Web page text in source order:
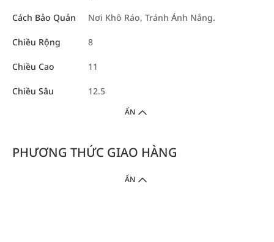
Cách Bảo Quản Nơi Khô Ráo, Tránh Ánh Nắng.
Chiều Rộng 8
Chiều Cao 11
Chiều Sâu 12.5
ẨN
PHƯƠNG THỨC GIAO HÀNG
ẨN